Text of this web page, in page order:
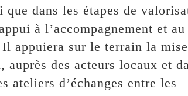
dans les étapes de
à l’accompagnement et au
appuiera sur le terrain la
des acteurs locaux et
ateliers d’échanges entre les